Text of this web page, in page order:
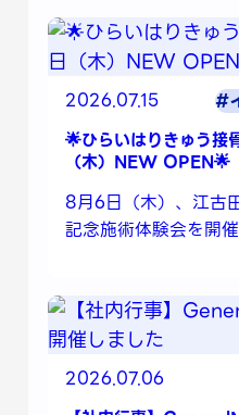
2026.07.15 #
🌟ひらいはりきゅう接
（木）NEW OPEN🌟
8月6日（木）、江古
記念施術体験会を開
2026.07.06